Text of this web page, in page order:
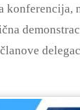
konferencija,
članove